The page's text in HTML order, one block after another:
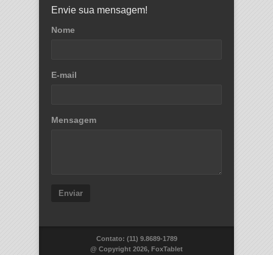
Envie sua mensagem!
Nome
E-mail
Mensagem
Enviar
Contato: (11) 9.8689-1789
@ Copyright 2026, FoxTablet